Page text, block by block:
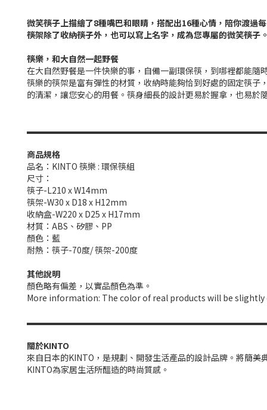
微笑筷子上描繪了8種嘴巴和眼睛，搭配出16種心情，陪你渡過
筷架除了收納筷子外，也可以寫上名字，成為您專屬的微笑筷
筷樂，和大自然一起野餐
在大自然野餐是一件快樂的事，自備一副環保筷，到哪裡都能隨
筷樂的筷架是富有彈性的材質，收納時能夠恰到好處的固定筷
的清潔，讓您安心的用餐。筷身細長的設計更易於握拿，也易於
商品規格
品名：KINTO 筷樂 : 環保筷組
尺寸：
筷子-L210 x W14mm
筷架-W30 x D18 x H12mm
收納盒-W220 x D25 x H17mm
材質：ABS、矽膠、PP
顏色：藍
耐熱：筷子-70度/ 筷架-200度
其他說明
顏色略有偏差，以實品顏色為準。
More information: The color of real products will be
關於KINTO
來自日本的KINTO，是規劃、開發生活產品的設計品牌。將簡
KINTO為家居生活所醞造的時尚質感。